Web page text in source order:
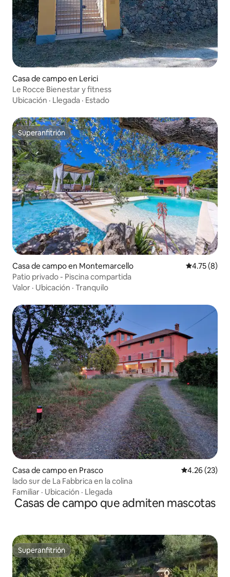
Casa de campo en Lerici
Le Rocce Bienestar y fitness
Ubicación · Llegada · Estado
Superanfitrión
Superanfitrión
Casa de campo en Montemarcello Calificación
4.75 (8)
Patio privado - Piscina compartida
Valor · Ubicación · Tranquilo
Casa de campo en Prasco Calificación
4.26 (23)
lado sur de La Fabbrica en la colina
Familiar · Ubicación · Llegada
Casas de campo que admiten mascotas
Superanfitrión
Superanfitrión